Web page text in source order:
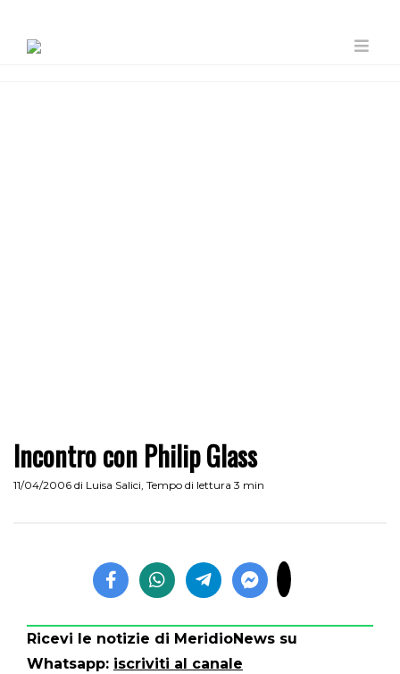
Incontro con Philip Glass
11/04/2006 di Luisa Salici, Tempo di lettura 3 min
Ricevi le notizie di MeridioNews su
Whatsapp: iscriviti al canale